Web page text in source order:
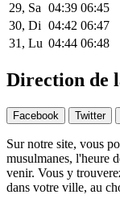
29, Sa 04:39 06:45
30, Di 04:42 06:47
31, Lu 04:44 06:48
Direction de
Facebook Twitter
Sur notre site, vous
musulmanes, l'heure
venir. Vous y
dans votre ville, au